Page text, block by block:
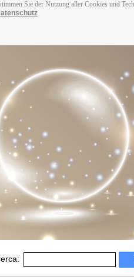
Sie der Nutzung aller Cookies und